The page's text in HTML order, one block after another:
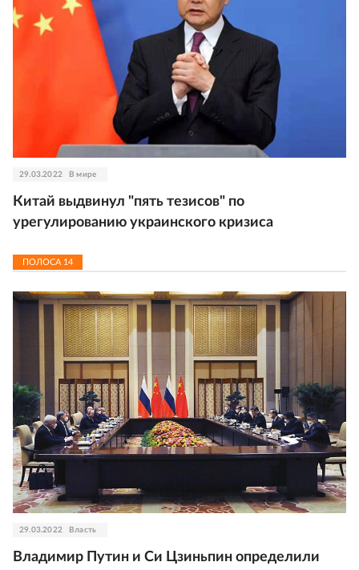
29.03.2022 В мире
Китай выдвинул "пять тезисов" по
урегулированию украинского кризиса
ПОЛОСА 14
29.03.2022 Власть
Владимир Путин и Си Цзиньпин определили